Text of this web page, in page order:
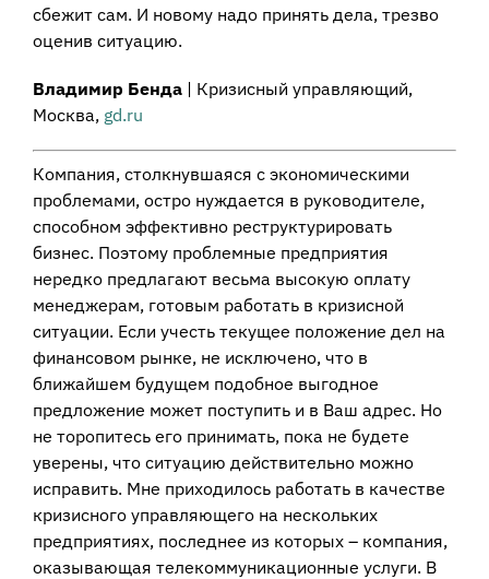
сбежит сам. И новому надо принять дела, трезво
оценив ситуацию.
Владимир Бенда | Кризисный управляющий,
Москва, gd.ru
Компания, столкнувшаяся с экономическими
проблемами, остро нуждается в руководителе,
способном эффективно реструктурировать
бизнес. Поэтому проблемные предприятия
нередко предлагают весьма высокую оплату
менеджерам, готовым работать в кризисной
ситуации. Если учесть текущее положение дел на
финансовом рынке, не исключено, что в
ближайшем будущем подобное выгодное
предложение может поступить и в Ваш адрес. Но
не торопитесь его принимать, пока не будете
уверены, что ситуацию действительно можно
исправить. Мне приходилось работать в качестве
кризисного управляющего на нескольких
предприятиях, последнее из которых – компания,
оказывающая телекоммуникационные услуги. В